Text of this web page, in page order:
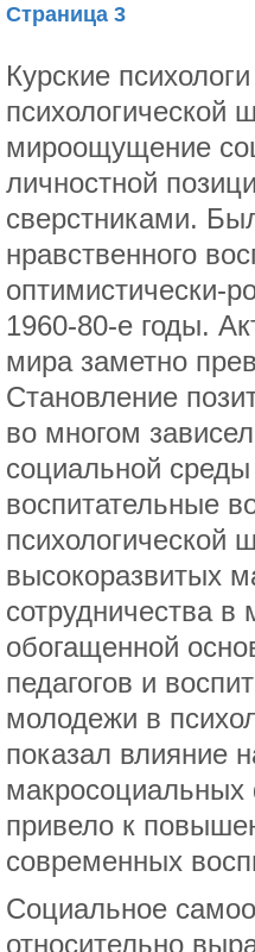
Страница 3
Курские
психологической
мироощущение
личностной
сверстниками.
нравственного
оптимистически-
1960-80-е годы.
мира заметно
Становление
во многом
социальной
воспитательные
психологической
высокоразвитых
сотрудничества
обогащенной
педагогов и
молодежи в
показал влияние
макросоциальных
привело к
современных
Социальное
относительно